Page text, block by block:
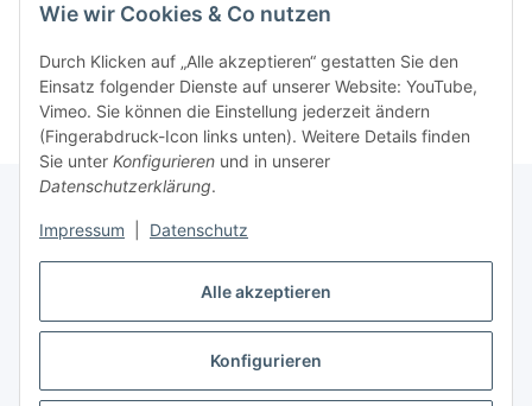
Alle akzeptieren
Konfigurieren
Wie wir Cookies & Co nutzen
Durch Klicken auf „Alle akzeptieren“ gestatten Sie den
Einsatz folgender Dienste auf unserer Website: YouTube,
Vimeo. Sie können die Einstellung jederzeit ändern
(Fingerabdruck-Icon links unten). Weitere Details finden
Sie unter Konfigurieren und in unserer
Datenschutzerklärung.
Impressum Datenschutz
Marie Curie, Amelia
Alter Preis:9,99 € Alter Preis:
Gesetzliche Informationen